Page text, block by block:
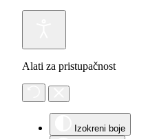
Alati za pristupačnost
Izokreni boje